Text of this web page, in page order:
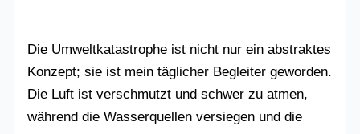
Die Umweltkatastrophe ist nicht nur ein abstraktes
Konzept; sie ist mein täglicher Begleiter geworden.
Die Luft ist verschmutzt und schwer zu atmen,
während die Wasserquellen versiegen und die